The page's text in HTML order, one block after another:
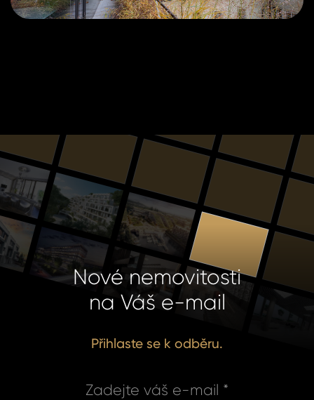
Nové nemovitosti
na Váš e-mail
Přihlaste se k odběru.
Zadejte váš e-mail *